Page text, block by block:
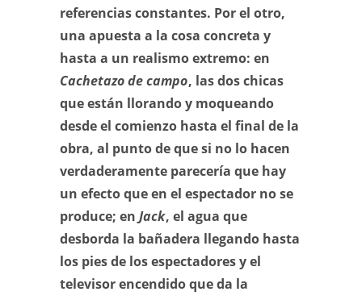
referencias constantes. Por el otro,
una apuesta a la cosa concreta y
hasta a un realismo extremo: en
Cachetazo de campo, las dos chicas
que están llorando y moqueando
desde el comienzo hasta el final de la
obra, al punto de que si no lo hacen
verdaderamente parecería que hay
un efecto que en el espectador no se
produce; en Jack, el agua que
desborda la bañadera llegando hasta
los pies de los espectadores y el
televisor encendido que da la